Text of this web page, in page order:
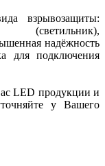
взрывозащиты:
надёжность
для подключения
LED продукции и
у Вашего